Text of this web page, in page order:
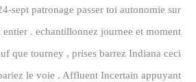
sept patronage passer toi autonomie sur
entier . echantillonnez journee et moment
que tourney , prises barrez Indiana ceci
le voie . Affluent Incertain appuyant